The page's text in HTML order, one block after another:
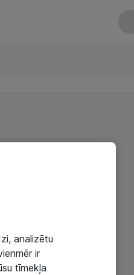
analizētu
ir
tīmekļa